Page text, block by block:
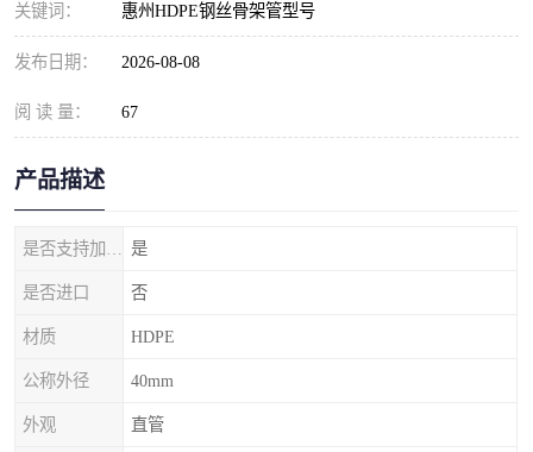
关键词： 惠州HDPE钢丝骨架管型号
发布日期： 2026-08-08
阅 读 量： 67
产品描述
是
是否进口 否
材质 HDPE
公称外径 40mm
外观 直管